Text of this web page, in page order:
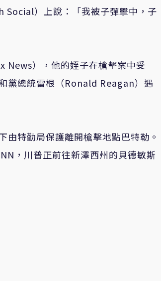
Social）上說：「我被子彈擊中，子
News），他的姪子在槍擊案中受
黨總統雷根（Ronald Reagan）遇
特勤局保護離開槍擊地點巴特勒。
，川普正前往新澤西州的貝德敏斯